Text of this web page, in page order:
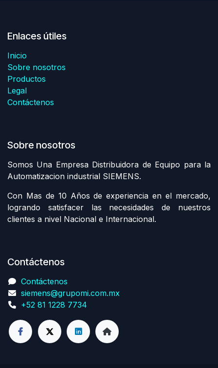
Enlaces útiles
Inicio
Sobre nosotros
Productos
Legal
Contáctenos
Sobre nosotros
Somos Una Empresa Distribuidora de Equipo para la
Automatizacion industrial SIEMENS.
Con Mas de 10 Años de experiencia en el mercado,
logrando satisfacer las necesidades de nuestros
clientes a nivel Nacional e Internacional.
Contáctenos
Contáctenos
siemens@grupomi.com.mx
+52 81 1228 7734